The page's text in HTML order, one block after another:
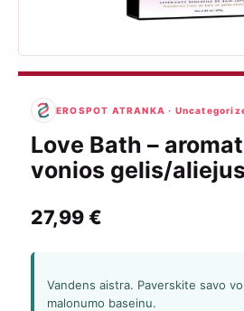
EROSPOT ATRANKA ·
Love Bath –
vonios gelis/
27,99€
Vandens aistra. Paverskite savo
malonumo baseinu.